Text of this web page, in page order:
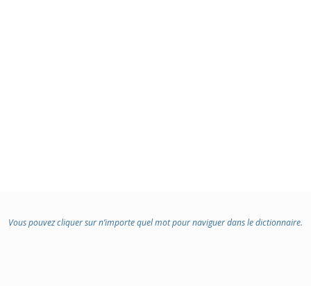
Vous pouvez cliquer sur n’importe quel mot pour naviguer dans le dictionnaire.